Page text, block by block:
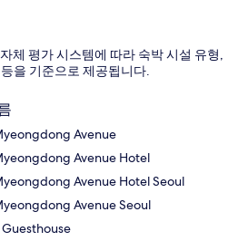
체 평가 시스템에 따라 숙박 시설 유형,
을 기준으로 제공됩니다.
Avenue
Avenue Hotel
Avenue Hotel Seoul
Avenue Seoul